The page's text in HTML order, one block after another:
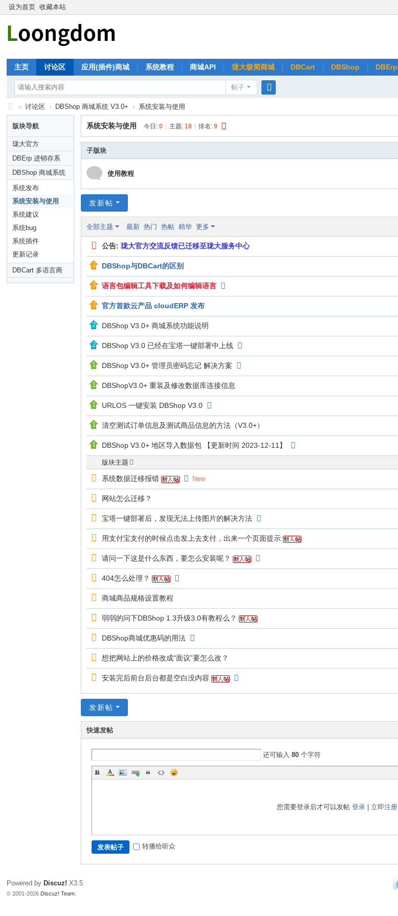
设为首页 收藏本站
主页 讨论区 应用(插件)商城 系统教程 商城API 珑大极简商城 DBCart DBShop DBErp
帖子
索
珑
大
论
坛
» 讨论区 › DBShop 商城系统 V3.0+ › 系统安装与使用
版块导航
珑大官方
DBErp 进销存系
统
DBShop 商城系统
V3.0+
系统发布
系统安装与使用
系统建议
系统bug
系统插件
更新记录
DBCart 多语言商
城
系统安装与使用 今日:0 主题:18 排名:9
子版块
使用教程
发新帖
全部主题 最新 热门 热帖 精华 更多
公告:珑大官方交流反馈已迁移至珑大服务中心
DBShop与DBCart的区别
语言包编辑工具下载及如何编辑语言
官方首款云产品 cloudERP 发布
DBShop V3.0+ 商城系统功能说明
DBShop V3.0 已经在宝塔一键部署中上线
DBShop V3.0+ 管理员密码忘记 解决方案
DBShopV3.0+ 重装及修改数据库连接信息
URLOS 一键安装 DBShop V3.0
清空测试订单信息及测试商品信息的方法（V3.0+）
DBShop V3.0+ 地区导入数据包 【更新时间 2023-12-11】
版块主题
系统数据迁移报错 New
网站怎么迁移？
宝塔一键部署后，发现无法上传图片的解决方法
用支付宝支付的时候点击发上去支付，出来一个页面提示
请问一下这是什么东西，要怎么安装呢？
404怎么处理？
商城商品规格设置教程
弱弱的问下DBShop 1.3升级3.0有教程么？
DBShop商城优惠码的用法
想把网站上的价格改成“面议”要怎么改？
安装完后前台后台都是空白没内容
发新帖
快速发帖
还可输入80 个字符
您需要登录后才可以发帖登录 立即注册
发表帖子 转播给听众
Powered by Discuz! X3.5
© 2001-2026 Discuz! Team